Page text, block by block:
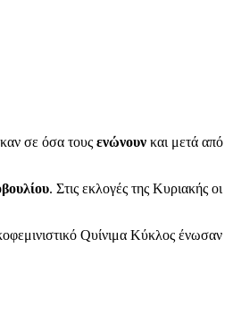
σε όσα τους ενώνουν και μετά από
. Στις εκλογές της Κυριακής οι
Qυίνιμα Κύκλος ένωσαν